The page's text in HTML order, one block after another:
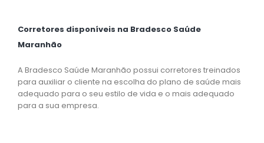
Corretores disponíveis na Bradesco Saúde
Maranhão
A Bradesco Saúde Maranhão possui corretores treinados
para auxiliar o cliente na escolha do plano de saúde mais
adequado para o seu estilo de vida e o mais adequado
para a sua empresa.